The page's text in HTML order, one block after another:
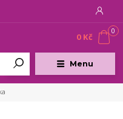
Menu
0
0 Kč